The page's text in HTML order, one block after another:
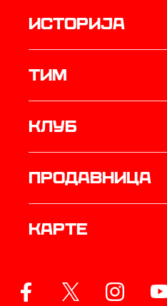
историја
ТИМ
Клуб
продавница
Карте